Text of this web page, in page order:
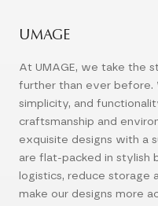
UMAGE
At UMAGE, we take the
further than ever before.
simplicity, and
craftsmanship and
exquisite designs with a
are flat-packed in stylish
logistics, reduce storage
make our designs more